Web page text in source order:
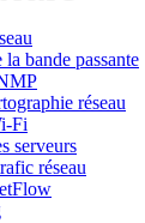
bande passante
réseau
Fi
serveurs
réseau